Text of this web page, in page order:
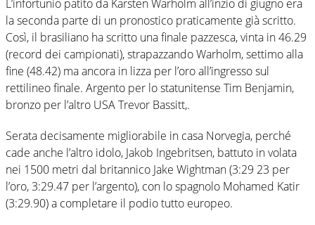
L’infortunio patito da Karsten Warholm all’inzio di giugno era
la seconda parte di un pronostico praticamente già scritto.
Così, il brasiliano ha scritto una finale pazzesca, vinta in 46.29
(record dei campionati), strapazzando Warholm, settimo alla
fine (48.42) ma ancora in lizza per l’oro all’ingresso sul
rettilineo finale. Argento per lo statunitense Tim Benjamin,
bronzo per l’altro USA Trevor Bassitt,.
Serata decisamente migliorabile in casa Norvegia, perché
cade anche l’altro idolo, Jakob Ingebritsen, battuto in volata
nei 1500 metri dal britannico Jake Wightman (3:29 23 per
l’oro, 3:29.47 per l’argento), con lo spagnolo Mohamed Katir
(3:29.90) a completare il podio tutto europeo.